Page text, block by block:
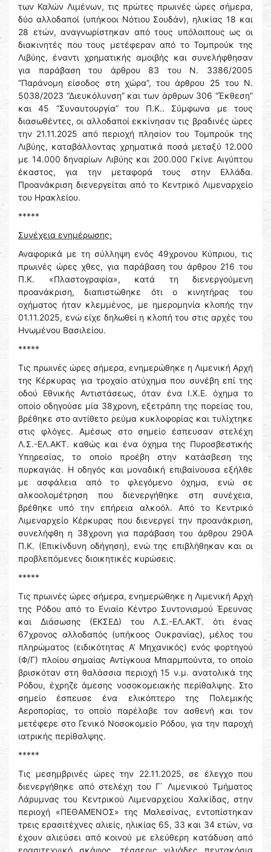
των Καλών Λιμένων, τις πρώτες πρωινές ώρες σήμερα,
δύο αλλοδαποί (υπήκοοι Νότιου Σουδάν), ηλικίας 18 και
28 ετών, αναγνωρίστηκαν από τους υπόλοιπους ως οι
διακινητές που τους μετέφεραν από το Τομπρούκ της
Λιβύης, έναντι χρηματικής αμοιβής και συνελήφθησαν
για παράβαση του άρθρου 83 του Ν. 3386/2005
“Παράνομη είσοδος στη χώρα”, του άρθρου 25 του Ν.
5038/2023 “Διευκόλυνση” και των άρθρων 306 “Έκθεση”
και 45 “Συναυτουργία” του Π.Κ.. Σύμφωνα με τους
διασωθέντες, οι αλλοδαποί εκκίνησαν τις βραδινές ώρες
την 21.11.2025 από περιοχή πλησίον του Τομπρούκ της
Λιβύης, καταβάλλοντας χρηματικά ποσά μεταξύ 12.000
με 14.000 δηναρίων Λιβύης και 200.000 Γκίνε Αιγύπτου
έκαστος, για την μεταφορά τους στην Ελλάδα.
Προανάκριση διενεργείται από το Κεντρικό Λιμεναρχείο
του Ηρακλείου.
*****
Συνέχεια ενημέρωσης:
Αναφορικά με τη σύλληψη ενός 49χρονου Κύπριου, τις
πρωινές ώρες χθες, για παράβαση του άρθρου 216 του
Π.Κ. «Πλαστογραφία», κατά τη διενεργούμενη
προανάκριση, διαπιστώθηκε ότι ο κινητήρας του
οχήματος ήταν κλεμμένος, με ημερομηνία κλοπής την
01.11.2025, ενώ είχε δηλωθεί η κλοπή του στις αρχές του
Ηνωμένου Βασιλείου.
*****
Τις πρωινές ώρες σήμερα, ενημερώθηκε η Λιμενική Αρχή
της Κέρκυρας για τροχαίο ατύχημα που συνέβη επί της
οδού Εθνικής Αντιστάσεως, όταν ένα Ι.Χ.Ε. όχημα το
οποίο οδηγούσε μία 38χρονη, εξετράπη της πορείας του,
βρέθηκε στο αντίθετο ρεύμα κυκλοφορίας και τυλίχτηκε
στις φλόγες. Αμέσως στο σημείο έσπευσαν στελέχη
Λ.Σ.-ΕΛ.ΑΚΤ. καθώς και ένα όχημα της Πυροσβεστικής
Υπηρεσίας, το οποίο προέβη στην κατάσβεση της
πυρκαγιάς. Η οδηγός και μοναδική επιβαίνουσα εξήλθε
με ασφάλεια από το φλεγόμενο όχημα, ενώ σε
αλκοολομέτρηση που διενεργήθηκε στη συνέχεια,
βρέθηκε υπό την επήρεια αλκοόλ. Από το Κεντρικό
Λιμεναρχείο Κέρκυρας που διενεργεί την προανάκριση,
συνελήφθη η 38χρονη για παράβαση του άρθρου 290Α
Π.Κ. (Επικίνδυνη οδήγηση), ενώ της επιβλήθηκαν και οι
προβλεπόμενες διοικητικές κυρώσεις.
*****
Τις πρωινές ώρες σήμερα, ενημερώθηκε η Λιμενική Αρχή
της Ρόδου από το Ενιαίο Κέντρο Συντονισμού Έρευνας
και Διάσωσης (ΕΚΣΕΔ) του Λ.Σ.-ΕΛ.ΑΚΤ. ότι ένας
67χρονος αλλοδαπός (υπήκοος Ουκρανίας), μέλος του
πληρώματος (ειδικότητας Α’ Μηχανικός) ενός φορτηγού
(Φ/Γ) πλοίου σημαίας Αντίγκουα Μπαρμπούντα, το οποίο
βρισκόταν στη θαλάσσια περιοχή 15 ν.μ. ανατολικά της
Ρόδου, έχρηζε άμεσης νοσοκομειακής περίθαλψης. Στο
σημείο έσπευσε ένα ελικόπτερο της Πολεμικής
Αεροπορίας, το οποίο παρέλαβε τον ασθενή και τον
μετέφερε στο Γενικό Νοσοκομείο Ρόδου, για την παροχή
ιατρικής περίθαλψης.
*****
Τις μεσημβρινές ώρες την 22.11.2025, σε έλεγχο που
διενεργήθηκε από στελέχη του Γ΄ Λιμενικού Τμήματος
Λάρυμνας του Κεντρικού Λιμεναρχείου Χαλκίδας, στην
περιοχή «ΠΕΘΑΜΕΝΟΣ» της Μαλεσίνας, εντοπίστηκαν
τρεις ερασιτέχνες αλιείς, ηλικίας 65, 33 και 34 ετών, να
έχουν αλιεύσει από κοινού με ελεύθερη κατάδυση από